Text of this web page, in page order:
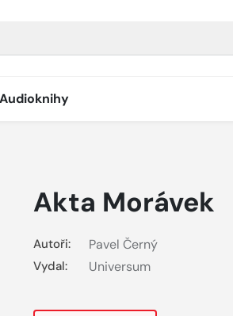
Audioknihy
Akta Morávek
Autoři: Pavel Černý
Vydal: Universum